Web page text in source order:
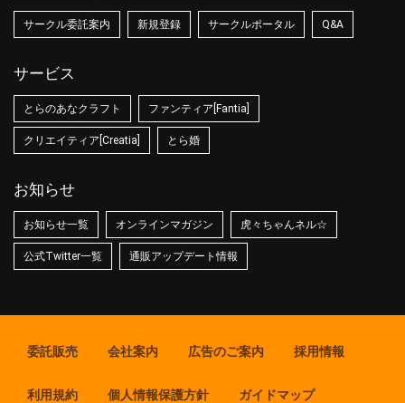
サークル委託案内 新規登録 サークルポータル Q&A
サービス
とらのあなクラフト ファンティア[Fantia]
クリエイティア[Creatia] とら婚
お知らせ
お知らせ一覧 オンラインマガジン 虎々ちゃんネル☆
公式Twitter一覧 通販アップデート情報
委託販売 会社案内 広告のご案内 採用情報
利用規約 個人情報保護方針 ガイドマップ